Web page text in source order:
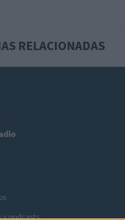
RELACIONADAS
y podcasts